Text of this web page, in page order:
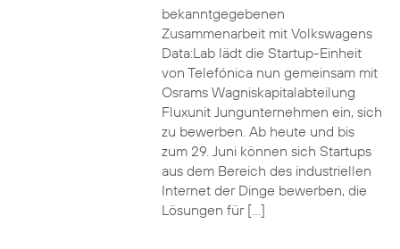
bekanntgegebenen
Zusammenarbeit mit Volkswagens
Data:Lab lädt die Startup-Einheit
von Telefónica nun gemeinsam mit
Osrams Wagniskapitalabteilung
Fluxunit Jungunternehmen ein, sich
zu bewerben. Ab heute und bis
zum 29. Juni können sich Startups
aus dem Bereich des industriellen
Internet der Dinge bewerben, die
Lösungen für […]